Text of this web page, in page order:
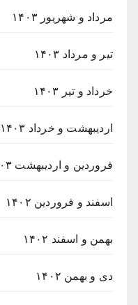
مرداد و شهریور ۱۴۰۳
تیر و مرداد ۱۴۰۳
خرداد و تیر ۱۴۰۳
اردیبهشت و خرداد ۱۴۰۳
فروردین و اردیبهشت ۱۴۰۳
اسفند و فروردین ۱۴۰۲
بهمن و اسفند ۱۴۰۲
دی و بهمن ۱۴۰۲